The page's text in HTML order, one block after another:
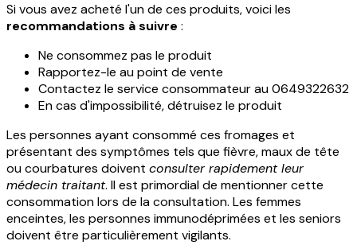
Si vous avez acheté l'un de ces produits, voici les
recommandations à suivre :
Ne consommez pas le produit
Rapportez-le au point de vente
Contactez le service consommateur au 0649322632
En cas d'impossibilité, détruisez le produit
Les personnes ayant consommé ces fromages et
présentant des symptômes tels que fièvre, maux de tête
ou courbatures doivent consulter rapidement leur
médecin traitant. Il est primordial de mentionner cette
consommation lors de la consultation. Les femmes
enceintes, les personnes immunodéprimées et les seniors
doivent être particulièrement vigilants.